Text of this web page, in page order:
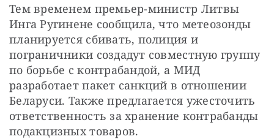
Тем временем премьер-министр Литвы
Инга Ругинене сообщила, что метеозонды
планируется сбивать, полиция и
пограничники создадут совместную группу
по борьбе с контрабандой, а МИД
разработает пакет санкций в отношении
Беларуси. Также предлагается ужесточить
ответственность за хранение контрабанды
подакцизных товаров.